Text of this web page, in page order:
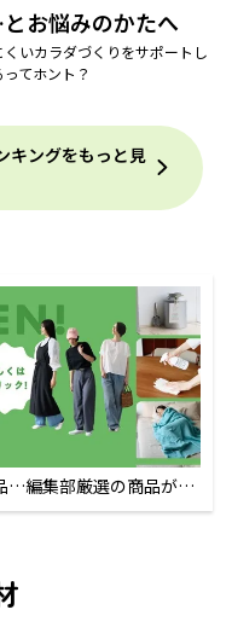
お悩みのかたへ
いカラダづくりをサポートし
てホント？
キングをもっと見
…編集部厳選の商品が買